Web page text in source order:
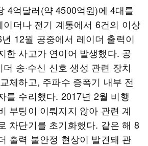
4억달러(약 4500억원)에 4대를
이더나 전기 계통에서 6건의 이상
12월 공중에서 레이더 출력이
한 사고가 연이어 발생했다. 공
송·수신 신호 생성 관련 장치
체하고, 주파수 증폭기 내부 전
를 수리했다. 2017년 2월 비행
부팅이 이뤄지지 않아 관련 계
차단기를 초기화했다. 같은 해 8
출력 불안정 현상이 발견돼 관